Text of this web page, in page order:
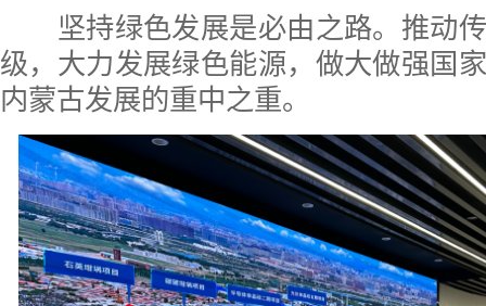
坚持绿色发展是必由之路。推动传
级，大力发展绿色能源，做大做强国
内蒙古发展的重中之重。